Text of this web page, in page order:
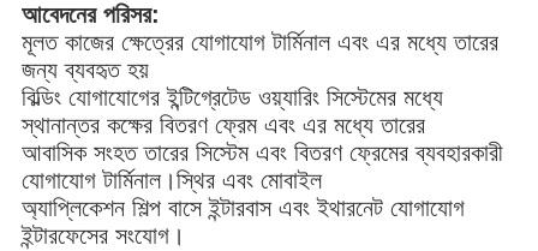
আবেদনের পরিসর:
মূলত কাজের ক্ষেত্রের যোগাযোগ টার্মিনাল এবং এর মধ্যে তারের
জন্য ব্যবহৃত হয়
বিল্ডিং যোগাযোগের ইন্টিগ্রেটেড ওয়্যারিং সিস্টেমের মধ্যে
স্থানান্তর কক্ষের বিতরণ ফ্রেম এবং এর মধ্যে তারের
আবাসিক সংহত তারের সিস্টেম এবং বিতরণ ফ্রেমের ব্যবহারকারী
যোগাযোগ টার্মিনাল।স্থির এবং মোবাইল
অ্যাপ্লিকেশন শিল্প বাসে ইন্টারবাস এবং ইথারনেট যোগাযোগ
ইন্টারফেসের সংযোগ।